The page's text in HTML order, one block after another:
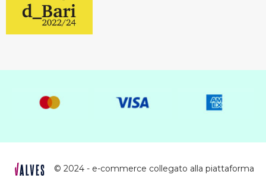
© 2024 - e-commerce collegato alla piattaforma